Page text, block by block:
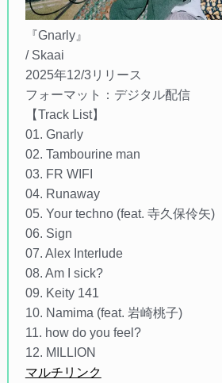
『Gnarly』
/ Skaai
2025年12/3リリース
フォーマット：デジタル配信
【Track List】
01. Gnarly
02. Tambourine man
03. FR WIFI
04. Runaway
05. Your techno (feat. 寺久保伶矢)
06. Sign
07. Alex Interlude
08. Am I sick?
09. Keity 141
10. Namima (feat. 岩崎桃子)
11. how do you feel?
12. MILLION
マルチリンク